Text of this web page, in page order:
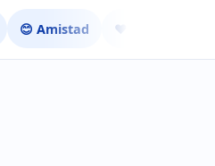
😊 Amistad ❤️ Ligar